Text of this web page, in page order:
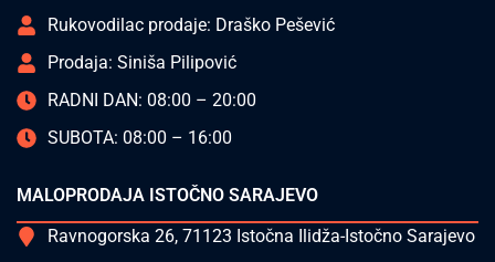
Rukovodilac prodaje: Draško Pešević
Prodaja: Siniša Pilipović
RADNI DAN: 08:00 – 20:00
SUBOTA: 08:00 – 16:00
MALOPRODAJA ISTOČNO SARAJEVO
Ravnogorska 26, 71123 Istočna Ilidža-Istočno Sarajevo